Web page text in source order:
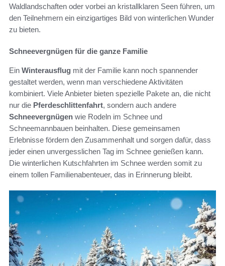
Waldlandschaften oder vorbei an kristallklaren Seen führen, um
den Teilnehmern ein einzigartiges Bild von winterlichen Wunder
zu bieten.
Schneevergnügen für die ganze Familie
Ein Winterausflug mit der Familie kann noch spannender
gestaltet werden, wenn man verschiedene Aktivitäten
kombiniert. Viele Anbieter bieten spezielle Pakete an, die nicht
nur die Pferdeschlittenfahrt, sondern auch andere
Schneevergnügen wie Rodeln im Schnee und
Schneemannbauen beinhalten. Diese gemeinsamen
Erlebnisse fördern den Zusammenhalt und sorgen dafür, dass
jeder einen unvergesslichen Tag im Schnee genießen kann.
Die winterlichen Kutschfahrten im Schnee werden somit zu
einem tollen Familienabenteuer, das in Erinnerung bleibt.